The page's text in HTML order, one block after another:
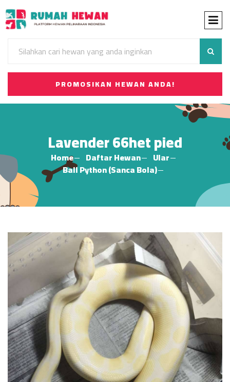
PROMOSIKAN HEWAN ANDA!
Lavender 66het pied
Home Daftar Hewan
Ular
Ball Python (Sanca Bola)